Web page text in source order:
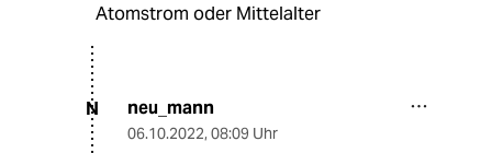
Atomstrom oder Mittelalter
N neu_mann
06.10.2022, 08:09 Uhr